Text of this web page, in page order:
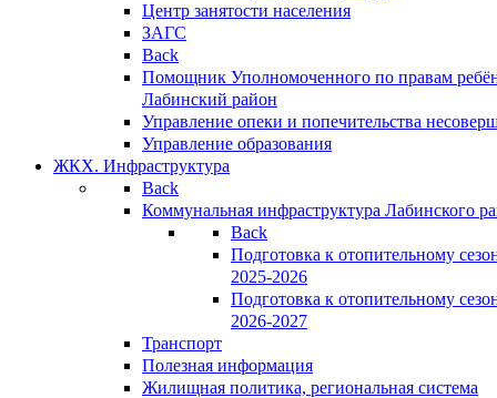
Центр занятости населения
ЗАГС
Back
Помощник Уполномоченного по правам
Лабинский район
Управление опеки и попечительства
Управление образования
ЖКХ. Инфраструктура
Back
Коммунальная инфраструктура Лабинского
Back
Подготовка к отопительному
2025-2026
Подготовка к отопительному
2026-2027
Транспорт
Полезная информация
Жилищная политика, региональная система